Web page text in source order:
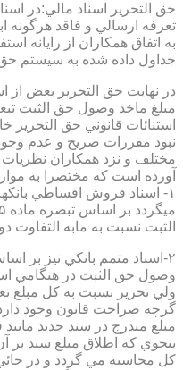
حق التحرير اسناد مالي:در
تعرفه ارسالي و فاقد هرگونه
به اتفاق همكاران از رايانه
جداول داده شده به سيستم
در نهايت حق التحرير بعض از
مبلغ ماخذ وصول حق الثبت
استنائات قانوني حق
نبود مقررات صريح و عدم
مختلف و نزد همكاران
آورده است كه مختصرا به
۱- اسناد فروش اقساطي
الثبت نسبت به مابه
۲-اسناد متمم بانكي نيز بر
وصول حق الثبت در هنگامي
ولي تحرير نسبت به كل مبلغ
گرچه صراحت قانون وجود
مبلغ مندرج در سند جديد
بنحوي كه اطلاق مبلغ سند بر
كل محاسبه مي گردد و در